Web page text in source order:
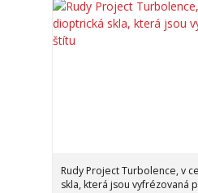
Rudy Project Turbolence, v
skla, která jsou vyfrézovaná